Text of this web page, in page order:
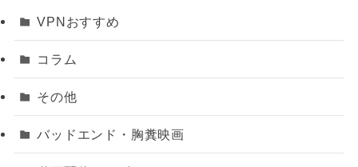
VPNおすすめ
コラム
その他
バッドエンド・胸糞映画